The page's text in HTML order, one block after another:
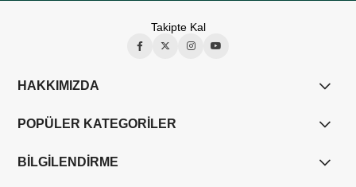
Takipte Kal
HAKKIMIZDA
POPÜLER KATEGORİLER
BİLGİLENDİRME